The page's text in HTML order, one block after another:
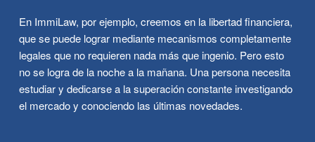
En ImmiLaw, por ejemplo, creemos en la libertad financiera,
que se puede lograr mediante mecanismos completamente
legales que no requieren nada más que ingenio. Pero esto
no se logra de la noche a la mañana. Una persona necesita
estudiar y dedicarse a la superación constante investigando
el mercado y conociendo las últimas novedades.